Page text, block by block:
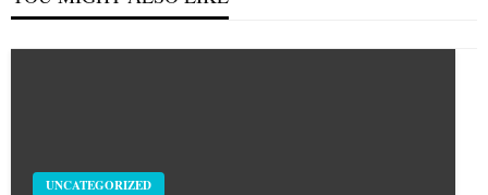
UNCATEGORIZED